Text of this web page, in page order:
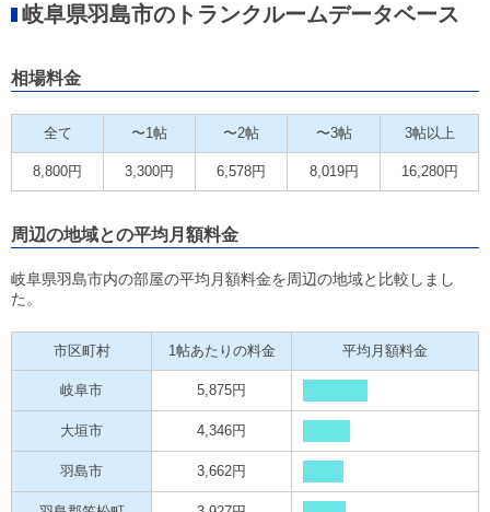
岐阜県羽島市のトランクルームデータベース
相場料金
全て 〜1帖 〜2帖 〜3帖 3帖以上
8,800円 3,300円 6,578円 8,019円 16,280円
周辺の地域との平均月額料金
岐阜県羽島市内の部屋の平均月額料金を周辺の地域と比較しまし
た。
市区町村 1帖あたりの料金 平均月額料金
岐阜市 5,875円
大垣市 4,346円
羽島市 3,662円